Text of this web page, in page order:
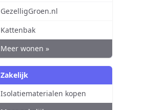
GezelligGroen.nl
Kattenbak
Meer wonen »
Zakelijk
Isolatiematerialen kopen